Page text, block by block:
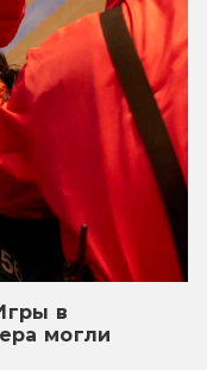
в
могли